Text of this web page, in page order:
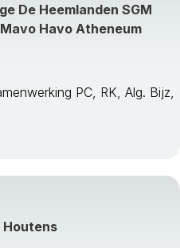
De Heemlanden SGM
Havo Atheneum
PC, RK, Alg. Bijz,
Houtens